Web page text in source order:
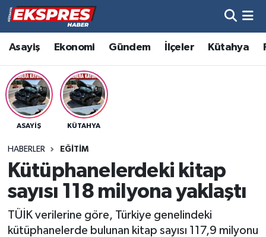
Asayiş Ekonomi Gündem İlçeler Kütahya
ASAYIŞ KÜTAHYA
HABERLER EĞITIM
Kütüphanelerdeki kitap
sayısı 118 milyona yaklaştı
TÜİK verilerine göre, Türkiye genelindeki
kütüphanelerde bulunan kitap sayısı 117,9 milyonu
Altıntaş
Asayiş
Aslanapa
Bölge
Çavdarhisar
Domaniç
Hava Durumu
Trafik Durumu
Süper Lig Puan Durumu ve Fikstür
Son Dakika Haberleri
Haber Arşivi